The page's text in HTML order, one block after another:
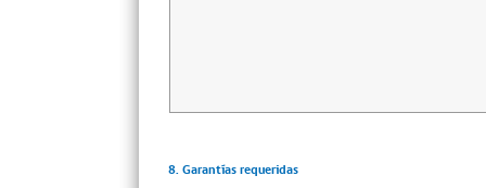
8. Garantías requeridas